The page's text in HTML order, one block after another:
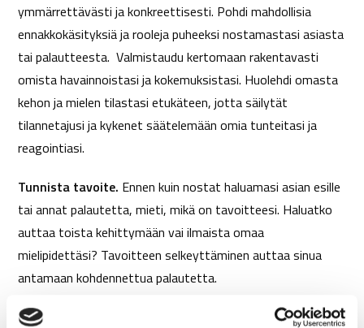
ymmärrettävästi ja konkreettisesti. Pohdi mahdollisia
ennakkokäsityksiä ja rooleja puheeksi nostamastasi asiasta
tai palautteesta. Valmistaudu kertomaan rakentavasti
omista havainnoistasi ja kokemuksistasi. Huolehdi omasta
kehon ja mielen tilastasi etukäteen, jotta säilytät
tilannetajusi ja kykenet säätelemään omia tunteitasi ja
reagointiasi.
Tunnista tavoite. Ennen kuin nostat haluamasi asian esille
tai annat palautetta, mieti, mikä on tavoitteesi. Haluatko
auttaa toista kehittymään vai ilmaista omaa
mielipidettäsi? Tavoitteen selkeyttäminen auttaa sinua
antamaan kohdennettua palautetta.
Anna keskustelussa tilaa toiselle.
Kysy, kuuntele ja